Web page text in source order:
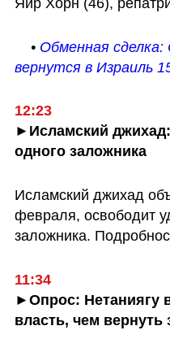
    •
Обменная
вернутся в Израиль
12:23
►Исламский
одного заложника
Исламский джихад
февраля, освободит
заложника.
11:34
►Опрос: Нетаниягу
власть, чем вернуть